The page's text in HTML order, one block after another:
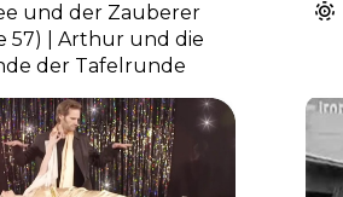
und der Zauberer
57) | Arthur und die
der Tafelrunde